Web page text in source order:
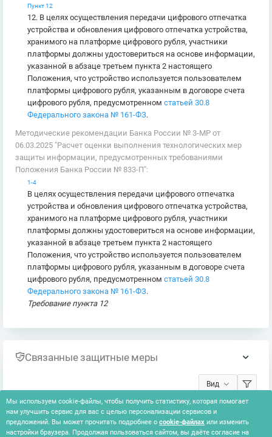
Пункт 12
12. В целях осуществления передачи цифрового отпечатка
устройства и обновления цифрового отпечатка устройства,
хранимого на платформе цифрового рубля, участники
платформы должны удостовериться на основе информации,
указанной в абзаце третьем пункта 2 настоящего
Положения, что устройство используется пользователем
платформы цифрового рубля, указанным в договоре счета
цифрового рубля, предусмотренном статьей 30.8
Федерального закона № 161-ФЗ.
Методические рекомендации Банка России № 3-МР от
06.03.2025 "Расчет оценки выполнения технологических мер
защиты информации, предусмотренных требованиями
Положения Банка России № 833-П":
1-4
В целях осуществления передачи цифрового отпечатка
устройства и обновления цифрового отпечатка устройства,
хранимого на платформе цифрового рубля, участники
платформы должны удостовериться на основе информации,
указанной в абзаце третьем пункта 2 настоящего
Положения, что устройство используется пользователем
платформы цифрового рубля, указанным в договоре счета
цифрового рубля, предусмотренном статьей 30.8
Федерального закона № 161-ФЗ.
Требование пункта 12
Связанные защитные меры
Вид
Ничего не найдено
Мы используем cookie-файлы, чтобы получить статистику, которая помогает
нам улучшить сервис для вас с целью персонализации сервисов и
предложений. Вы может прочитать подробнее о cookie-файлах или изменить
настройки браузера. Продолжая пользоваться сайтом, вы даёте согласие на